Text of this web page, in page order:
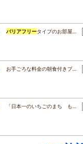
バリアフリータイプのお部屋…
お手ごろな料金の朝食付きプ…
「日本一のいちごのまち も…